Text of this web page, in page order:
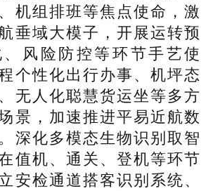
机组排班等焦点使命，激
垂域大模子，开展运转预
风险防控等环节手艺使
个性化出行办事、机坪态
无人化聪慧货运坐等多方
景，加速推进平易近航数
深化多模态生物识别取智
值机、通关、登机等环节
安检通道搭客识别系统、